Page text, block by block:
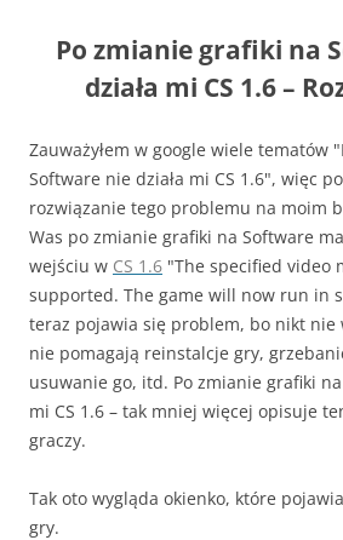
Po zmianie grafiki na
działa mi CS 1.6 –
Zauważyłem w google wiele tematów
Software nie działa mi CS 1.6", więc
rozwiązanie tego problemu na moim
Was po zmianie grafiki na Software
wejściu w CS 1.6 "The specified video
supported. The game will now run in
teraz pojawia się problem, bo nikt nie
nie pomagają reinstalcje gry,
usuwanie go, itd. Po zmianie grafiki
mi CS 1.6 – tak mniej więcej opisuje
graczy.
Tak oto wygląda okienko, które
gry.